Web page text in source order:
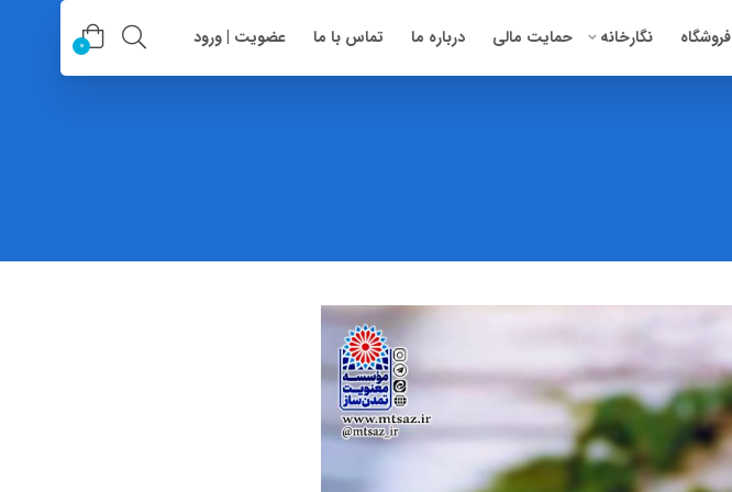
فروشگاه نگارخانه حمایت مالی درباره ما تماس با ما عضویت | ورود 0